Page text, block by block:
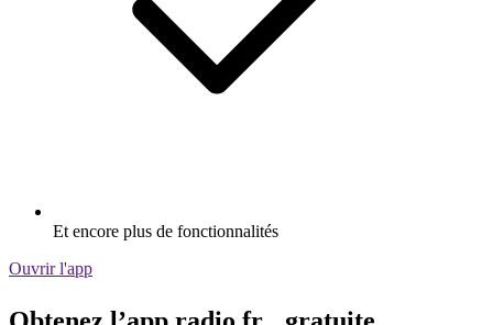
Et encore plus de fonctionnalités
Ouvrir l'app